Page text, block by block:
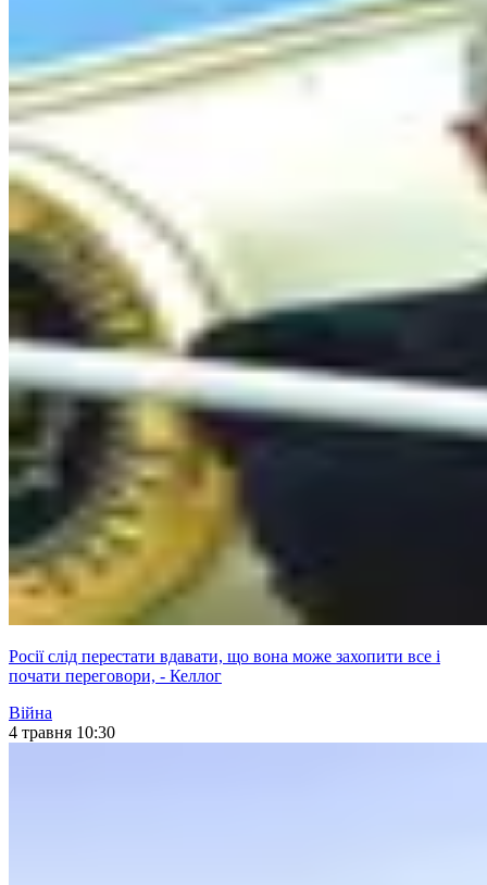
Росії слід перестати вдавати, що вона може захопити все і
почати переговори, - Келлог
Війна
4 травня 10:30